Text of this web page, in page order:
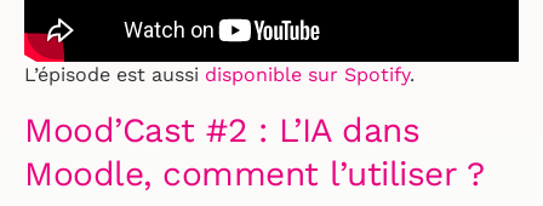
L’épisode est aussi disponible sur Spotify.
Mood’Cast #2 : L’IA dans
Moodle, comment l’utiliser ?